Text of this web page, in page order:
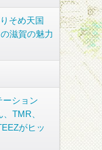
そめ天国
滋賀の魅力
ーション
TMR、
がヒッ